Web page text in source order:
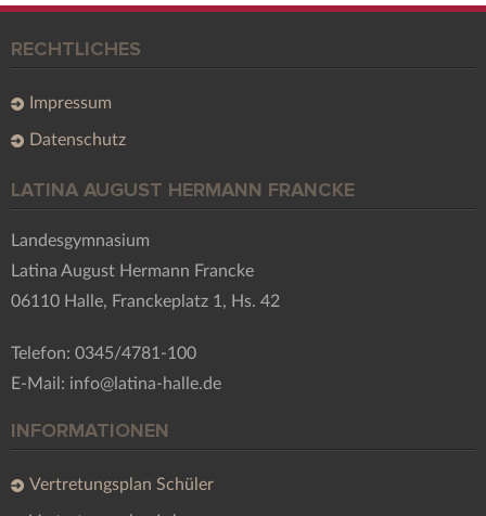
RECHTLICHES
Impressum
Datenschutz
LATINA AUGUST HERMANN FRANCKE
Landesgymnasium
Latina August Hermann Francke
06110 Halle, Franckeplatz 1, Hs. 42
Telefon: 0345/4781-100
E-Mail: info@latina-halle.de
INFORMATIONEN
Vertretungsplan Schüler